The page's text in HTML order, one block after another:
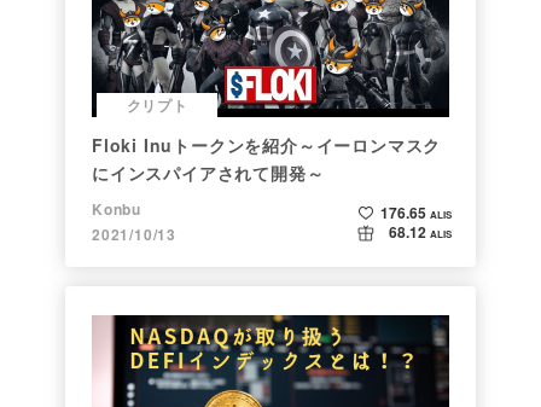
クリプト
Floki Inuトークンを紹介～イーロンマスク
にインスパイアされて開発～
Konbu
2021/10/13
176.65 ALIS
68.12 ALIS